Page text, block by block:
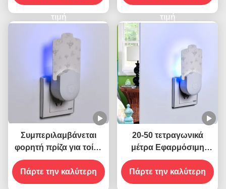
φανάρι ιπτάμενο φονικό
έντομα
τιμή
Μοσχοειδών Φάλαινα
Φόνου Πετούμενων
τιμή
Συμπεριλαμβάνεται
φορητή πρίζα για τοίχο
ηλεκτρική 395 NM UV
φανάρι για το κουνούπι
βιώσιμο και
Πάρτε την καλύτερη
20-50 τετραγωνικά
μέτρα Εφαρμόσιμη
ηλεκτρική πρίζα πρίζα
για τοίχο UV φανάρι για
το κουνούπι Στερεά
Πάρτε την καλύτερη